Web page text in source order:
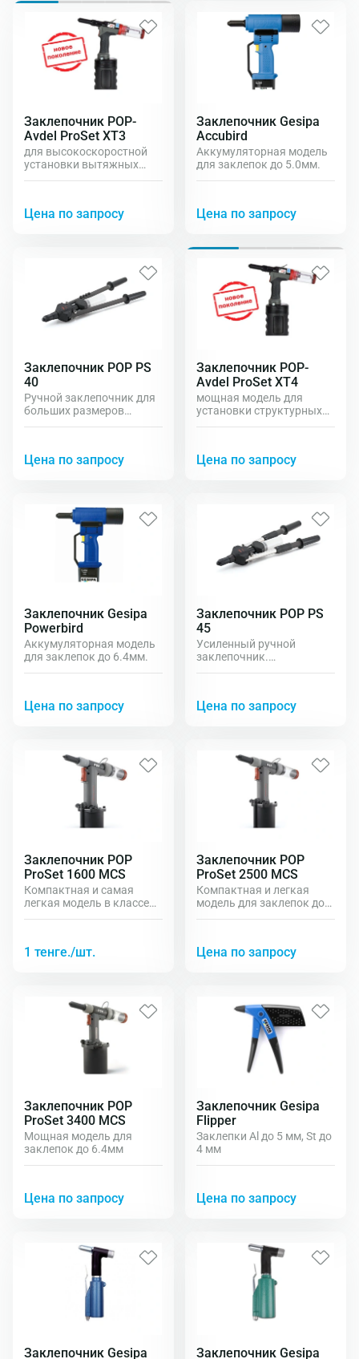
позволяет устанавливать
до 2000 заклепок на
одном заряде
аккумулятора.
Заклепочник POP-
Avdel ProSet XT3
для высокоскоростной
установки вытяжных
Цена по запросу
Заклепочник Gesipa
Accubird
Аккумуляторная модель
для заклепок до 5.0мм.
Цена по запросу
Заклепочник POP PS
40
Ручной заклепочник для
больших размеров
Цена по запросу
Заклепочник POP-
Avdel ProSet XT4
мощная модель для
установки структурных
Цена по запросу
Заклепочник Gesipa
Powerbird
Аккумуляторная модель
для заклепок до 6.4мм.
Цена по запросу
Заклепочник POP PS
45
Усиленный ручной
заклепочник.
Цена по запросу
Заклепочник POP
ProSet 1600 MCS
Компактная и самая
легкая модель в классе
для заклепок до 4.0мм.
1 тенге./шт.
Заклепочник POP
ProSet 2500 MCS
Компактная и легкая
модель для заклепок до
4.8мм
Цена по запросу
Заклепочник POP
ProSet 3400 MCS
Мощная модель для
заклепок до 6.4мм
Цена по запросу
Заклепочник Gesipa
Flipper
Заклепки Al до 5 мм, St до
4 мм
Цена по запросу
Заклепочник Gesipa Заклепочник Gesipa